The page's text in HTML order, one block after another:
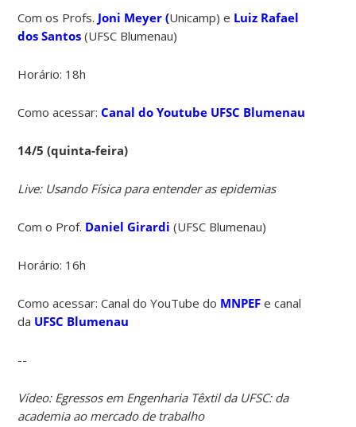
Com os Profs. Joni Meyer (Unicamp) e Luiz Rafael
dos Santos (UFSC Blumenau)
Horário: 18h
Como acessar:Canal do Youtube UFSC Blumenau
14/5 (quinta-feira)
Live: Usando Física para entender as epidemias
Com o Prof. Daniel Girardi(UFSC Blumenau)
Horário: 16h
Como acessar: Canal do YouTube do MNPEF e canal
da UFSC Blumenau
--
Vídeo: Egressos em Engenharia Têxtil da UFSC: da
academia ao mercado de trabalho